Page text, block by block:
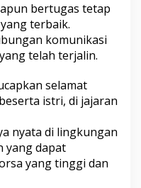
bertugas tetap
terbaik.
komunikasi
telah terjalin.
selamat
istri, di jajaran
nyata di lingkungan
yang dapat
yang tinggi dan